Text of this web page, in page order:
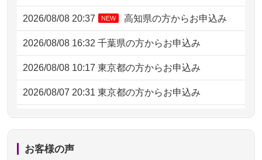
2026/08/08 20:37 NEW 高知県の方からお申込み
2026/08/08 16:32 千葉県の方からお申込み
2026/08/08 10:17 東京都の方からお申込み
2026/08/07 20:31 東京都の方からお申込み
2026/08/07 09:26 平塚市の方からお申込み
2026/08/06 21:28
お客様の声